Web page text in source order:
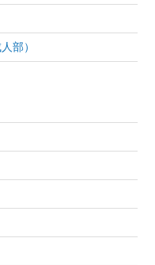
部）